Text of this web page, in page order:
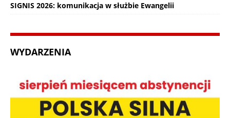
SIGNIS 2026: komunikacja w służbie Ewangelii
WYDARZENIA